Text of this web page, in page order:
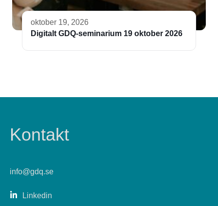
oktober 19, 2026
Digitalt GDQ-seminarium 19 oktober 2026
Kontakt
info@gdq.se
Linkedin